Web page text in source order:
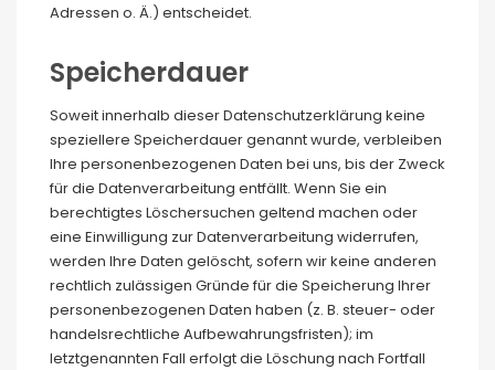
Adressen o. Ä.) entscheidet.
Speicherdauer
Soweit innerhalb dieser Datenschutzerklärung keine
speziellere Speicherdauer genannt wurde, verbleiben
Ihre personenbezogenen Daten bei uns, bis der Zweck
für die Datenverarbeitung entfällt. Wenn Sie ein
berechtigtes Löschersuchen geltend machen oder
eine Einwilligung zur Datenverarbeitung widerrufen,
werden Ihre Daten gelöscht, sofern wir keine anderen
rechtlich zulässigen Gründe für die Speicherung Ihrer
personenbezogenen Daten haben (z. B. steuer- oder
handelsrechtliche Aufbewahrungsfristen); im
letztgenannten Fall erfolgt die Löschung nach Fortfall